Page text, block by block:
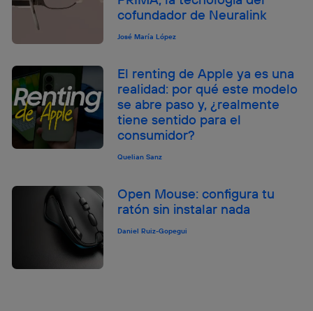
cofundador de Neuralink
José María López
El renting de Apple ya es una
realidad: por qué este modelo
se abre paso y, ¿realmente
tiene sentido para el
consumidor?
Quelian Sanz
Open Mouse: configura tu
ratón sin instalar nada
Daniel Ruiz-Gopegui